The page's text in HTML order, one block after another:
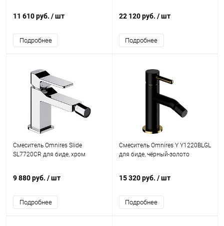
11 610 руб. / шт
Подробнее
22 120 руб. / шт
Подробнее
Смеситель Omnires Slide
SL7720CR для биде, хром
9 880 руб. / шт
Подробнее
Смеситель Omnires Y Y1220BLGL
для биде, чёрный-золото
15 320 руб. / шт
Подробнее